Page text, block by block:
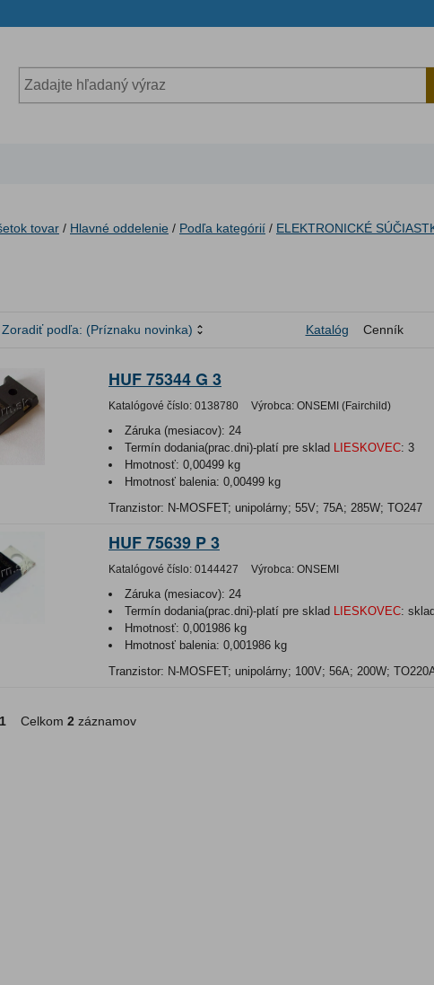
tovar / Hlavné oddelenie / Podľa kategórií / ELEKTRONICKÉ
Zoradiť podľa: (Príznaku novinka) Katalóg Cenník
HUF 75344 G 3
Katalógové číslo: 0138780 Výrobca: ONSEMI (Fairchild)
Záruka (mesiacov): 24
Termín dodania(prac.dni)-platí pre sklad LIESKOVEC: 3
Hmotnosť: 0,00499 kg
Hmotnosť balenia: 0,00499 kg
Tranzistor: N-MOSFET; unipolárny; 55V; 75A; 285W; TO247
HUF 75639 P 3
Katalógové číslo: 0144427 Výrobca: ONSEMI
Záruka (mesiacov): 24
Termín dodania(prac.dni)-platí pre sklad LIESKOVEC:
Hmotnosť: 0,001986 kg
Hmotnosť balenia: 0,001986 kg
Tranzistor: N-MOSFET; unipolárny; 100V; 56A; 200W;
1 Celkom 2 záznamov